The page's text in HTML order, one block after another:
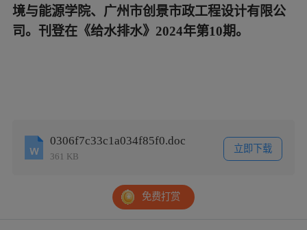
境与能源学院、广州市创景市政工程设计有限公
司。刊登在《给水排水》2024年第10期。
0306f7c33c1a034f85f0.doc
361 KB
立即下载
免费打赏